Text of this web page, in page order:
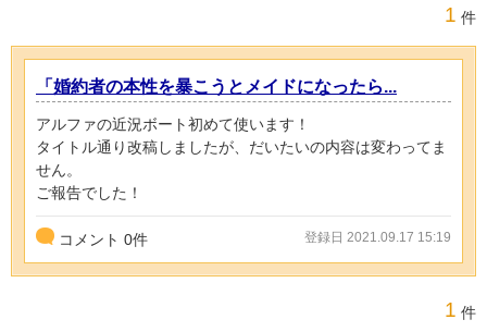
1 件
「婚約者の本性を暴こうとメイドになったら...
アルファの近況ボート初めて使います！
タイトル通り改稿しましたが、だいたいの内容は変わってま
せん。
ご報告でした！
コメント 0件 登録日 2021.09.17 15:19
1 件